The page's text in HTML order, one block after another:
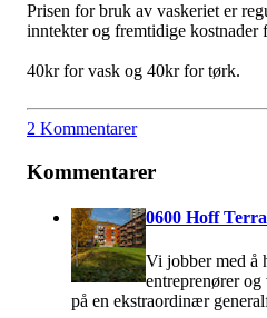
Prisen for bruk av vaskeriet er
inntekter og fremtidige kostnader
40kr for vask og 40kr for tørk.
2 Kommentarer
Kommentarer
0600 Hoff
Vi jobber med å
entreprenører
på en ekstraordinær